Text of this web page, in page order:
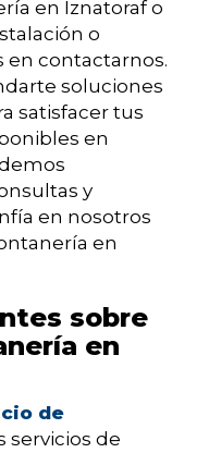
en Iznatoraf o
o
contactarnos.
soluciones
satisfacer tus
en
y
en nosotros
en
sobre
en
de
servicios de